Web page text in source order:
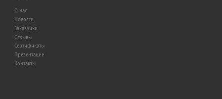
О нас
Новости
Заказчики
Отзывы
Сертификаты
Презентации
Контакты